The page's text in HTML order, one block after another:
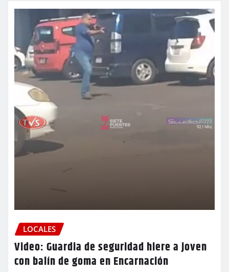
LOCALES
Video: Guardia de seguridad hiere a joven
con balín de goma en Encarnación